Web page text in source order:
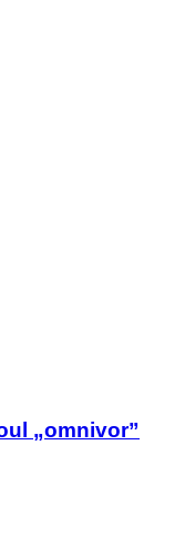
„omnivor”